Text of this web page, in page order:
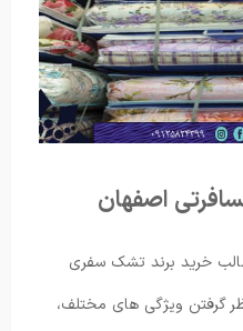
اصفهان
خرید برند تشک سفری
گرفتن ویژگی های مختلف،